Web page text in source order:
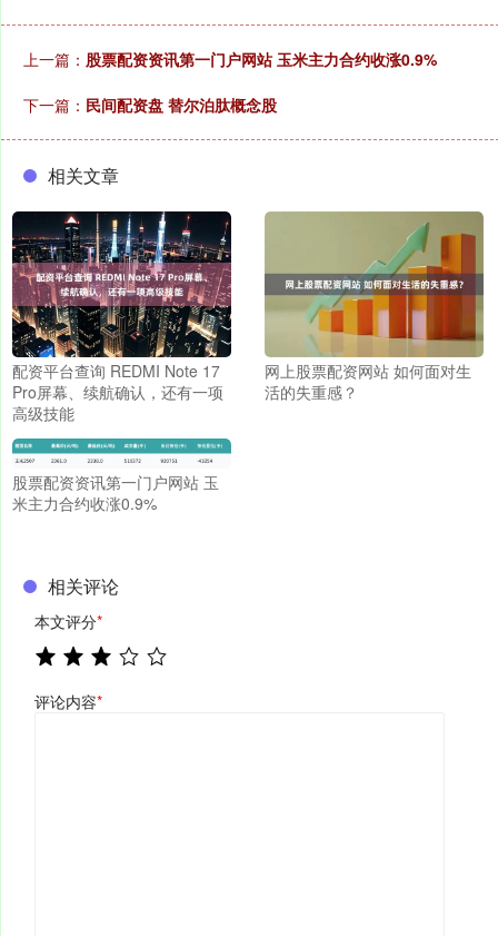
上一篇： 股票配资资讯第一门户网站 玉米主力合约收涨0.9%
下一篇： 民间配资盘 替尔泊肽概念股
相关文章
配资平台查询 REDMI Note 17
Pro屏幕、续航确认，还有一项
高级技能
网上股票配资网站 如何面对生
活的失重感？
股票配资资讯第一门户网站 玉
米主力合约收涨0.9%
相关评论
本文评分*
评论内容*